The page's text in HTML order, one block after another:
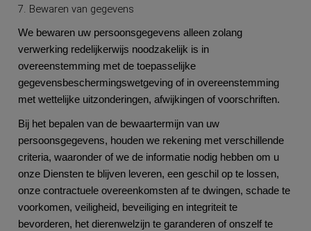
7. Bewaren van gegevens
We bewaren uw persoonsgegevens alleen zolang
verwerking redelijkerwijs noodzakelijk is in
overeenstemming met de toepasselijke
gegevensbeschermingswetgeving of in overeenstemming
met wettelijke uitzonderingen, afwijkingen of voorschriften.
Bij het bepalen van de bewaartermijn van uw
persoonsgegevens, houden we rekening met verschillende
criteria, waaronder of we de informatie nodig hebben om u
onze Diensten te blijven leveren, een geschil op te lossen,
onze contractuele overeenkomsten af te dwingen, schade te
voorkomen, veiligheid, beveiliging en integriteit te
bevorderen, het dierenwelzijn te garanderen of onszelf te